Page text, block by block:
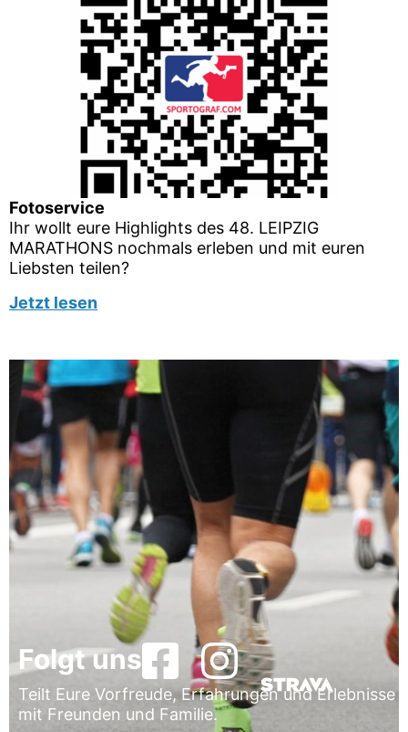
Fotoservice
Ihr wollt eure Highlights des 48. LEIPZIG
MARATHONS nochmals erleben und mit euren
Liebsten teilen?
Jetzt lesen
Folgt uns
Teilt Eure Vorfreude, Erfahrungen und Erlebnisse
mit Freunden und Familie.